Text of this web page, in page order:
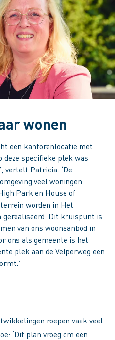
wonen
een kantorenlocatie met
deze specifieke plek was
vertelt Patricia. ‘De
veel woningen
Park en House of
worden in Het
gerealiseerd. Dit kruispunt is
van ons woonaanbod in
ons als gemeente is het
plek aan de Velperweg een
roepen vaak veel
‘Dit plan vroeg om een